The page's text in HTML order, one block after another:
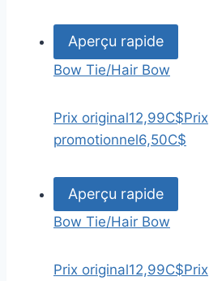
Aperçu rapide
Bow Tie/Hair Bow
Prix original12,99C$Prix
promotionnel6,50C$
Aperçu rapide
Bow Tie/Hair Bow
Prix original12,99C$Prix